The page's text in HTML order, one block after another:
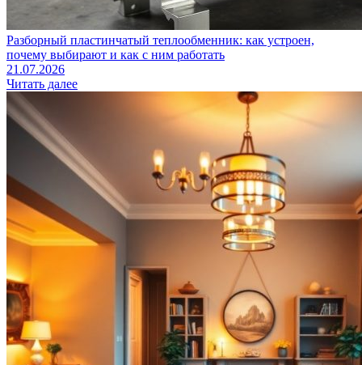
Разборный пластинчатый теплообменник: как устроен,
почему выбирают и как с ним работать
21.07.2026
Читать далее